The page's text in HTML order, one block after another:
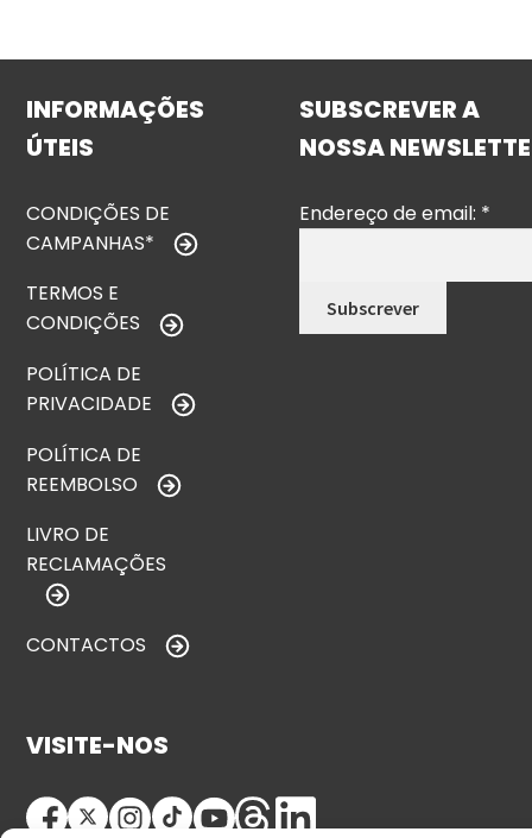
INFORMAÇÕES
ÚTEIS
CONDIÇÕES DE
CAMPANHAS*
TERMOS E
CONDIÇÕES
POLÍTICA DE
PRIVACIDADE
POLÍTICA DE
REEMBOLSO
LIVRO DE
RECLAMAÇÕES
CONTACTOS
SUBSCREVER A
NOSSA
Endereço de email: *
VISITE-NOS